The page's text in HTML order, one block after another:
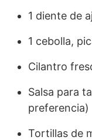
1 diente de
1 cebolla,
Cilantro
Salsa para
preferencia)
Tortillas de